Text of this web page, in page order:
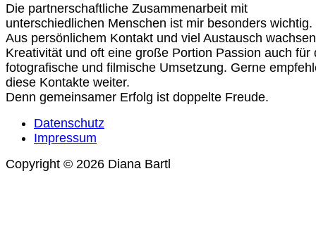
Die partnerschaftliche Zusammenarbeit mit
unterschiedlichen Menschen ist mir besonders wichtig.
Aus persönlichem Kontakt und viel Austausch wachsen
Kreativität und oft eine große Portion Passion auch für
fotografische und filmische Umsetzung. Gerne
diese Kontakte weiter.
Denn gemeinsamer Erfolg ist doppelte Freude.
Datenschutz
Impressum
Copyright © 2026 Diana Bartl